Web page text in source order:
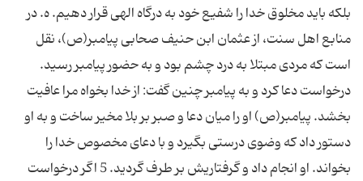
بلکه باید مخلوق خدا را شفیع خود به درگاه الهی قرار دهیم. ه. در
منابع اهل سنت، از عثمان ابن حنیف صحابی پیامبر(ص)، نقل
است که مردی مبتلا به درد چشم بود و به حضور پیامبر رسید.
درخواست دعا کرد و به پیامبر چنین گفت: از خدا بخواه مرا عافیت
بخشد. پیامبر(ص) او را میان دعا و صبر بر بلا مخیر ساخت و به او
دستور داد که وضوی درستی بگیرد و با دعای مخصوص خدا را
بخواند. او انجام داد و گرفتاریش بر طرف گردید. 5 اگر درخواست